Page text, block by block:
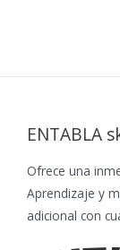
ENTABLA
Ofrece una
Aprendizaje y
adicional con